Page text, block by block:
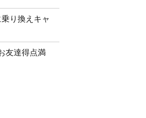
り換えキャ
達得点満